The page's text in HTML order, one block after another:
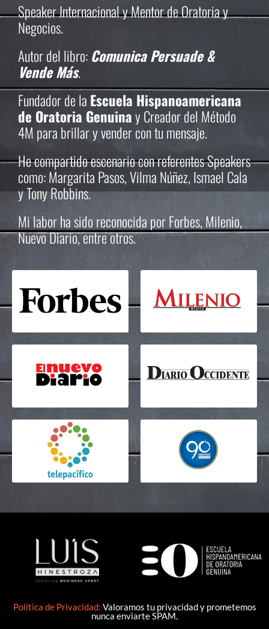
Speaker Internacional y Mentor de Oratoria y
Negocios.
Autor del libro: Comunica Persuade &
Vende Más.
Fundador de la Escuela Hispanoamericana
de Oratoria Genuinay Creador del Método
4M para brillar y vender con tu mensaje.
He compartido escenario con referentes Speakers
como: Margarita Pasos, Vilma Núñez, Ismael Cala
y Tony Robbins.
Mi labor ha sido reconocida por Forbes, Milenio,
Nuevo Diario, entre otros.
Política de Privacidad: Valoramos tu privacidad y prometemos
nunca enviarte SPAM.